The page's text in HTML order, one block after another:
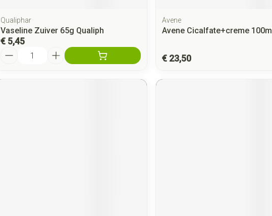
Qualiphar
Vaseline Zuiver 65g Qualiph
€ 5,45
Avene
Avene Cicalfate+creme 100ml
€ 23,50